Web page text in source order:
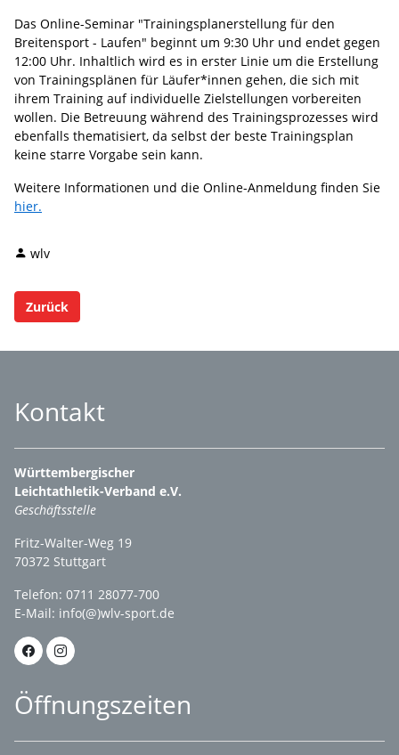
Das Online-Seminar "Trainingsplanerstellung für den
Breitensport - Laufen" beginnt um 9:30 Uhr und endet gegen
12:00 Uhr. Inhaltlich wird es in erster Linie um die Erstellung
von Trainingsplänen für Läufer*innen gehen, die sich mit
ihrem Training auf individuelle Zielstellungen vorbereiten
wollen. Die Betreuung während des Trainingsprozesses wird
ebenfalls thematisiert, da selbst der beste Trainingsplan
keine starre Vorgabe sein kann.
Weitere Informationen und die Online-Anmeldung finden Sie
hier.
wlv
Zurück
Kontakt
Württembergischer
Leichtathletik-Verband e.V.
Geschäftsstelle
Fritz-Walter-Weg 19
70372 Stuttgart
Telefon: 0711 28077-700
E-Mail: info(@)wlv-sport.de
Öffnungszeiten